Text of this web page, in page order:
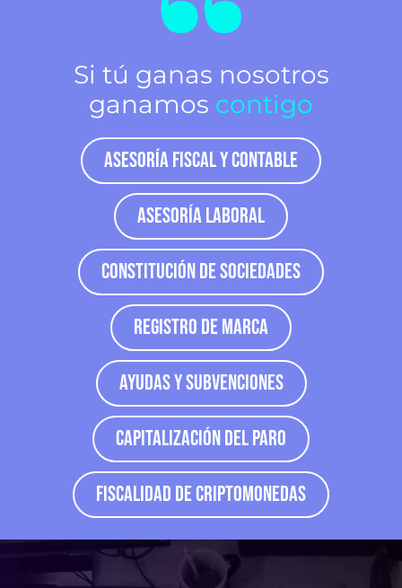
Si tú ganas nosotros
ganamos contigo
Asesoría Fiscal y Contable
Asesoría Laboral
Constitución de Sociedades
Registro de Marca
Ayudas y Subvenciones
Capitalización del Paro
Fiscalidad de Criptomonedas